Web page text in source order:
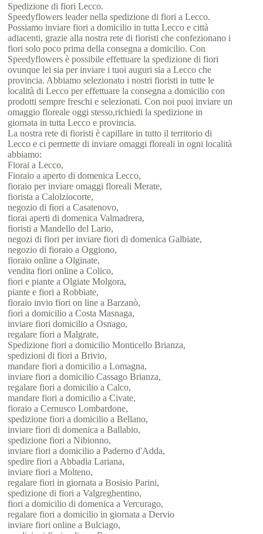
Spedizione di fiori Lecco.
Speedyflowers leader nella spedizione di fiori a Lecco.
Possiamo inviare fiori a domicilio in tutta Lecco e città
adiacenti, grazie alla nostra rete di fioristi che confezionano i
fiori solo poco prima della consegna a domicilio. Con
Speedyflowers è possibile effettuare la spedizione di fiori
ovunque lei sia per inviare i tuoi auguri sia a Lecco che
provincia. Abbiamo selezionato i nostri fioristi in tutte le
località di Lecco per effettuare la consegna a domicilio con
prodotti sempre freschi e selezionati. Con noi puoi inviare un
omaggio floreale oggi stesso,richiedi la spedizione in
giornata in tutta Lecco e provincia.
La nostra rete di fioristi è capillare in tutto il territorio di
Lecco e ci permette di inviare omaggi floreali in ogni località
abbiamo:
Fiorai a Lecco,
Fioraio a aperto di domenica Lecco,
fioraio per inviare omaggi floreali Merate,
fiorista a Calolziocorte,
negozio di fiori a Casatenovo,
fiorai aperti di domenica Valmadrera,
fioristi a Mandello del Lario,
negozi di fiori per inviare fiori di domenica Galbiate,
negozio di fioraio a Oggiono,
fioraio online a Olginate,
vendita fiori online a Colico,
fiori e piante a Olgiate Molgora,
piante e fiori a Robbiate,
fioraio invio fiori on line a Barzanò,
fiori a domicilio a Costa Masnaga,
inviare fiori domicilio a Osnago,
regalare fiori a Malgrate,
Spedizione fiori a domicilio Monticello Brianza,
spedizioni di fiori a Brivio,
mandare fiori a domicilio a Lomagna,
inviare fiori a domicilio Cassago Brianza,
regalare fiori a domicilio a Calco,
mandare fiori a domicilio a Civate,
fioraio a Cernusco Lombardone,
spedizione fiori a domicilio a Bellano,
inviare fiori di domenica a Ballabio,
spedizione fiori a Nibionno,
inviare fiori a domicilio a Paderno d'Adda,
spedire fiori a Abbadia Lariana,
inviare fiori a Molteno,
regalare fiori in giornata a Bosisio Parini,
spedizione di fiori a Valgreghentino,
fiori a domicilio di domenica a Vercurago,
regalare fiori a domicilio in giornata a Dervio
inviare fiori online a Bulciago,